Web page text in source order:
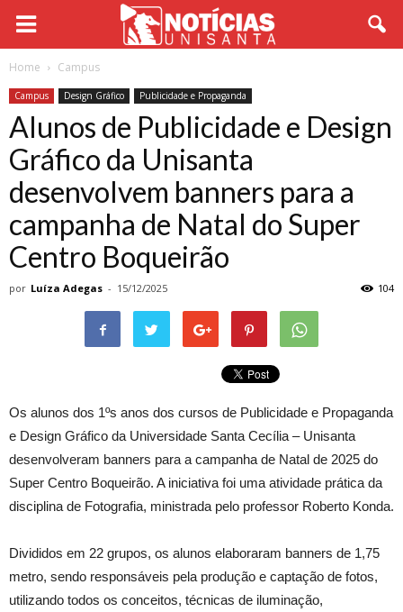
Home Campus
Campus Design Gráfico Publicidade e Propaganda
Alunos de Publicidade e Design
Gráfico da Unisanta
desenvolvem banners para a
campanha de Natal do Super
Centro Boqueirão
por Luíza Adegas - 15/12/2025 104
Os alunos dos 1ºs anos dos cursos de Publicidade e Propaganda
e Design Gráfico da Universidade Santa Cecília – Unisanta
desenvolveram banners para a campanha de Natal de 2025 do
Super Centro Boqueirão. A iniciativa foi uma atividade prática da
disciplina de Fotografia, ministrada pelo professor Roberto Konda.
Divididos em 22 grupos, os alunos elaboraram banners de 1,75
metro, sendo responsáveis pela produção e captação de fotos,
utilizando todos os conceitos, técnicas de iluminação,